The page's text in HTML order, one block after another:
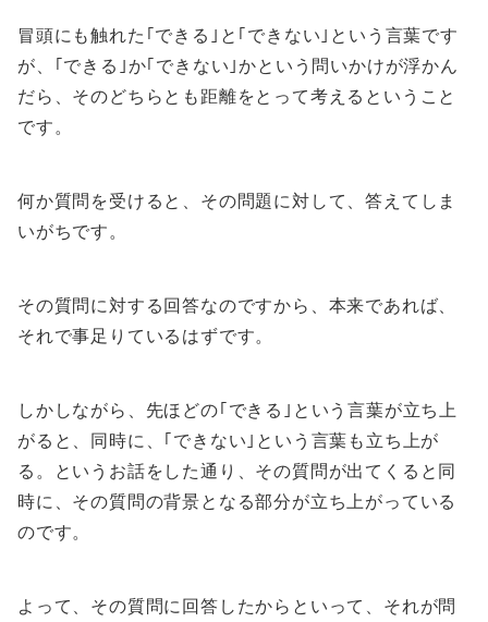
冒頭にも触れた｢できる｣と｢できない｣という言葉です
が、｢できる｣か｢できない｣かという問いかけが浮かん
だら、そのどちらとも距離をとって考えるということ
です。
何か質問を受けると、その問題に対して、答えてしま
いがちです。
その質問に対する回答なのですから、本来であれば、
それで事足りているはずです。
しかしながら、先ほどの｢できる｣という言葉が立ち上
がると、同時に、｢できない｣という言葉も立ち上が
る。というお話をした通り、その質問が出てくると同
時に、その質問の背景となる部分が立ち上がっている
のです。
よって、その質問に回答したからといって、それが問